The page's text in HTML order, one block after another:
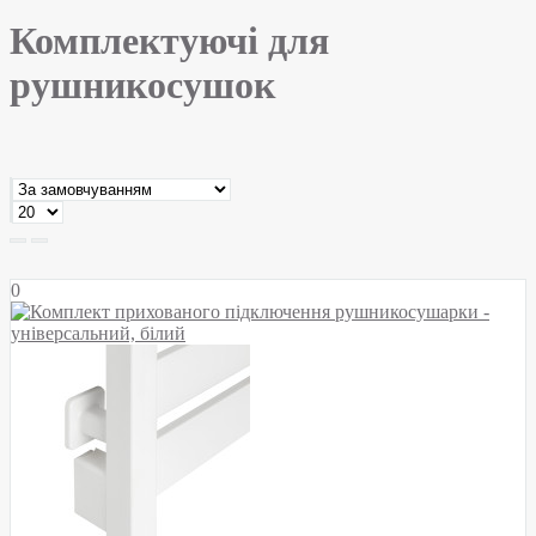
Комплектуючі для
рушникосушок
0